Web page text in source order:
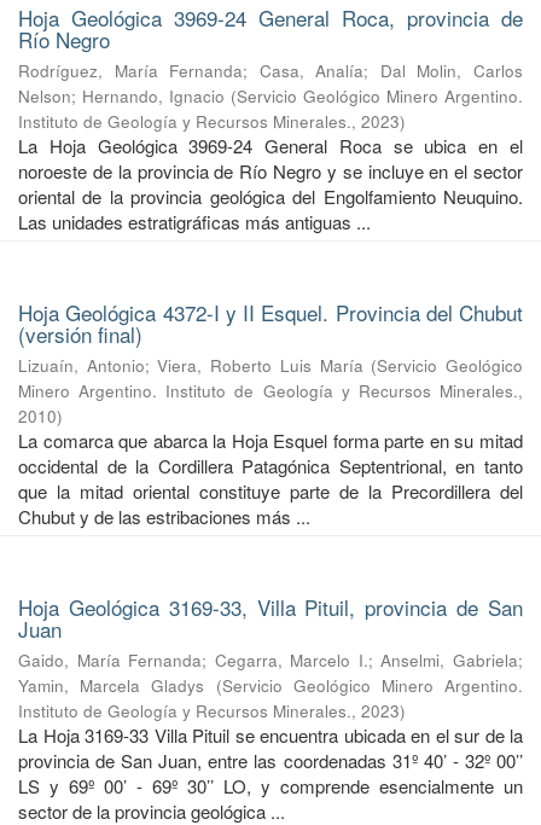
Hoja Geológica 3969-24 General Roca, provincia de
Río Negro
Rodríguez, María Fernanda; Casa, Analía; Dal Molin, Carlos
Nelson; Hernando, Ignacio (Servicio Geológico Minero Argentino.
Instituto de Geología y Recursos Minerales., 2023)
La Hoja Geológica 3969-24 General Roca se ubica en el
noroeste de la provincia de Río Negro y se incluye en el sector
oriental de la provincia geológica del Engolfamiento Neuquino.
Las unidades estratigráficas más antiguas ...
Hoja Geológica 4372-I y II Esquel. Provincia del Chubut
(versión final)
Lizuaín, Antonio;Viera, Roberto Luis María (Servicio Geológico
Minero Argentino. Instituto de Geología y Recursos Minerales.,
2010)
La comarca que abarca la Hoja Esquel forma parte en su mitad
occidental de la Cordillera Patagónica Septentrional, en tanto
que la mitad oriental constituye parte de la Precordillera del
Chubut y de las estribaciones más ...
Hoja Geológica 3169-33, Villa Pituil, provincia de San
Juan
Gaido, María Fernanda; Cegarra, Marcelo I.;Anselmi, Gabriela;
Yamin, Marcela Gladys
(Servicio Geológico Minero Argentino.
Instituto de Geología y Recursos Minerales., 2023)
La Hoja 3169-33 Villa Pituil se encuentra ubicada en el sur de la
provincia de San Juan, entre las coordenadas 31º 40’ - 32º 00’’
LS y 69º 00’ - 69º 30’’ LO, y comprende esencialmente un
sector de la provincia geológica ...